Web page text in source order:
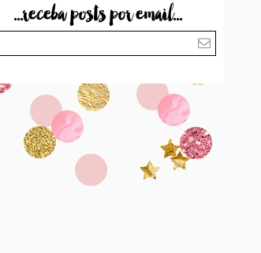
...receba posts por email...